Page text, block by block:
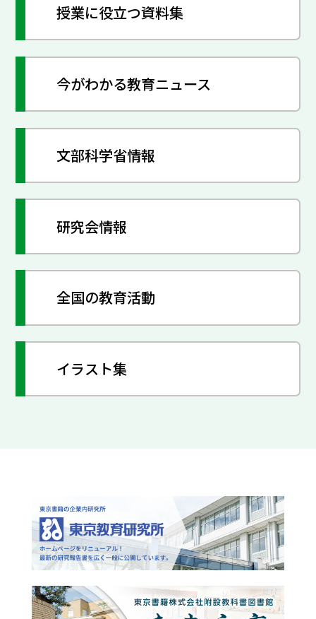
授業に役立つ資料集
今がわかる教育ニュース
文部科学省情報
研究会情報
全国の教育活動
イラスト集